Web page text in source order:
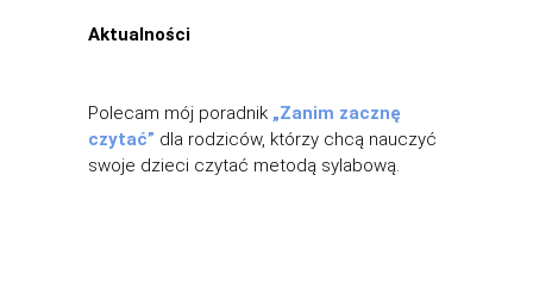
Aktualności